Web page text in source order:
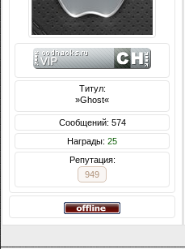
Титул:
»Ghost«
Сообщений: 574
Награды: 25
Репутация:
949